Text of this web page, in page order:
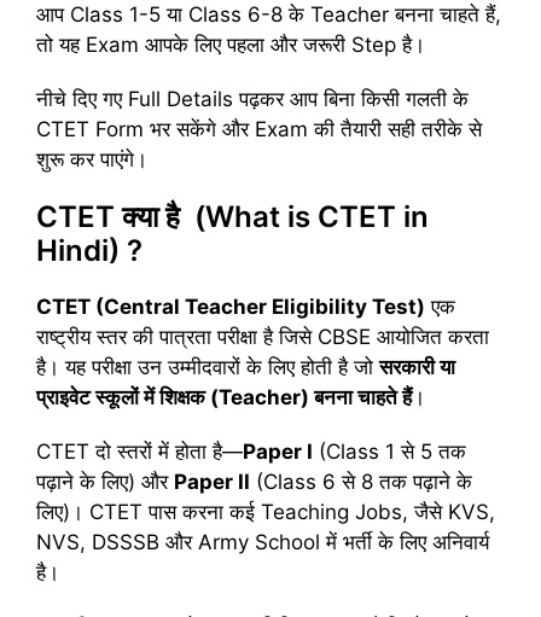
आप Class 1-5 या Class 6-8 के Teacher बनना चाहते हैं,
तो यह Exam आपके लिए पहला और जरूरी Step है।
नीचे दिए गए Full Details पढ़कर आप बिना किसी गलती के
CTET Form भर सकेंगे और Exam की तैयारी सही तरीके से
शुरू कर पाएंगे।
CTETक्या है (What is CTET in
Hindi) ?
CTET (Central Teacher Eligibility Test) एक
राष्ट्रीय स्तर की पात्रता परीक्षा है जिसे CBSE आयोजित करता
है। यह परीक्षा उन उम्मीदवारों के लिए होती है जोसरकारीया
प्राइवेटस्कूलोंमेंशिक्षक (Teacher)बननाचाहतेहैं।
CTET दो स्तरों में होता है—Paper I (Class 1 से 5 तक
पढ़ाने के लिए) और Paper II (Class 6 से 8 तक पढ़ाने के
लिए)। CTET पास करना कई Teaching Jobs, जैसे KVS,
NVS, DSSSB और Army School में भर्ती के लिए अनिवार्य
है।